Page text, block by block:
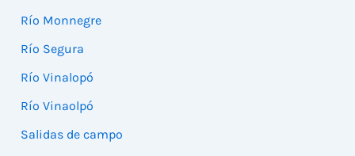
Río Monnegre
Río Segura
Río Vinalopó
Río Vinaolpó
Salidas de campo